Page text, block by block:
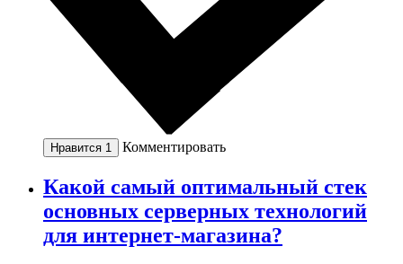
Нравится 1 Комментировать
Какой самый оптимальный стек
основных серверных технологий
для интернет-магазина?